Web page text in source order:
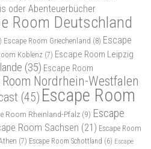
oder Abenteuerbücher
Room Deutschland
Escape Room Griechenland (8) Escape
Koblenz (7) Escape Room Leipzig
(35) Escape Room
Nordrhein-Westfalen
(45) Escape Room
Room Rheinland-Pfalz (9) Escape
Room Sachsen (21) Escape Room
(7) Escape Room Schottland (6) Escape